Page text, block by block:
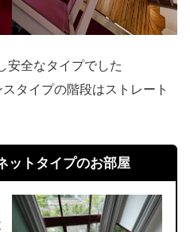
安全なタイプでした
タイプの階段はストレート
ットタイプのお部屋